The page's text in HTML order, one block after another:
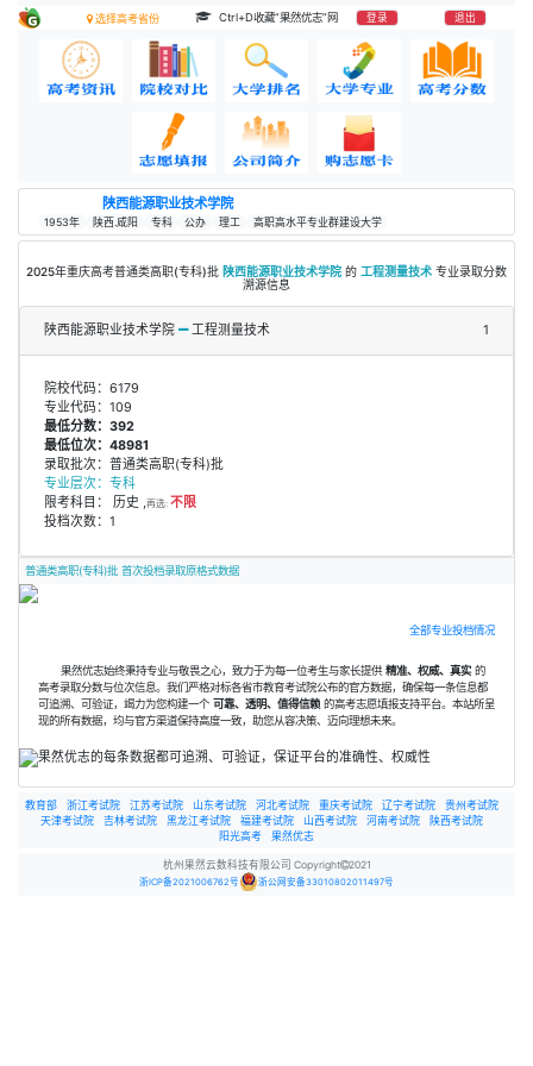
选择高考省份 Ctrl+D收藏“果然优志”网 登录 退出
陕西能源职业技术学院
1953年 陕西.咸阳 专科 公办 理工 高职高水平专业群建设大学
2025年重庆高考普通类高职(专科)批 陕西能源职业技术学院 的 工程测量技术 专业录取分数
溯源信息
陕西能源职业技术学院 工程测量技术 1
院校代码：6179
专业代码：109
最低分数：392
最低位次：48981
录取批次：普通类高职(专科)批
专业层次：专科
限考科目： 历史 ,再选: 不限
投档次数：1
普通类高职(专科)批 首次投档录取原格式数据
全部专业投档情况
果然优志始终秉持专业与敬畏之心，致力于为每一位考生与家长提供 精准、权威、真实的
高考录取分数与位次信息。我们严格对标各省市教育考试院公布的官方数据，确保每一条信息都
可追溯、可验证，竭力为您构建一个 可靠、透明、值得信赖 的高考志愿填报支持平台。本站所呈
现的所有数据，均与官方渠道保持高度一致，助您从容决策、迈向理想未来。
教育部 浙江考试院 江苏考试院 山东考试院 河北考试院 重庆考试院 辽宁考试院
贵州考试院
天津考试院
吉林考试院 黑龙江考试院 福建考试院 山西考试院 河南考试院
陕西考试院
阳光高考
果然优志
杭州果然云数科技有限公司 Copyright 2021
浙ICP备2021006762号 浙公网安备33010802011497号